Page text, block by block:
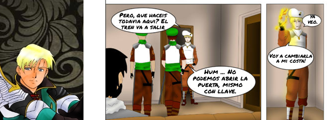
Pero, que haceis
todavia aqui? El
tren va a salir
Hum ... No
podemos abrir la
puerta, mismo
con llave.
ya
veo.
Voy a cambiarla
a mi costa!